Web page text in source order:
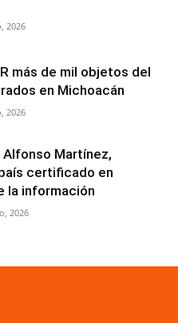
2026
más de mil objetos del
en Michoacán
2026
Alfonso Martínez,
certificado en
la información
2026